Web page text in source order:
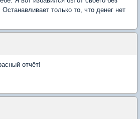
только то, что денег нет
отчёт!